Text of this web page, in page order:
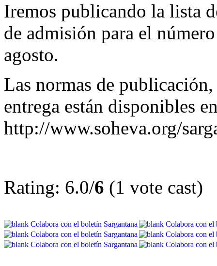
Iremos publicando la lista
de admisión para el
agosto.
Las normas de
entrega están disponibles
http://www.soheva.org/
Rating: 6.0/6 (1 vote cast)